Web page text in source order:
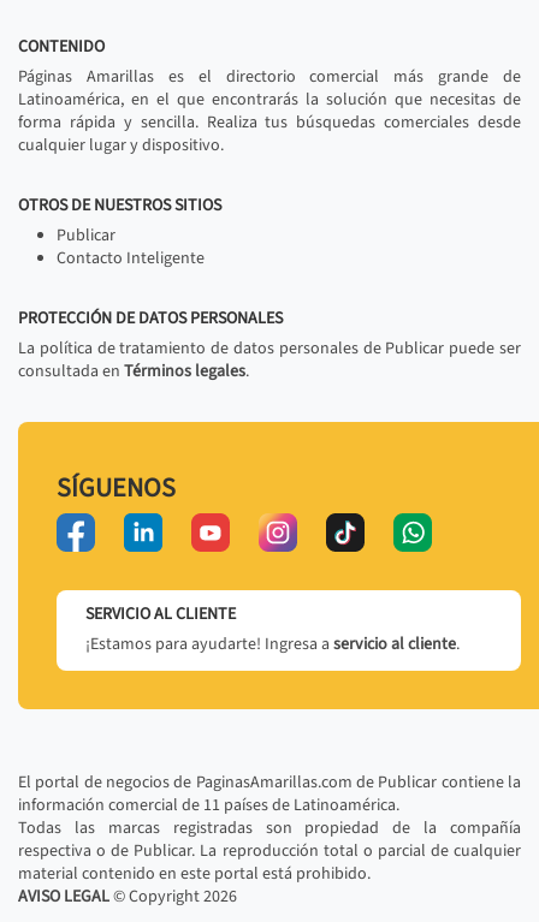
CONTENIDO
Páginas Amarillas es el directorio comercial más grande de
Latinoamérica, en el que encontrarás la solución que necesitas de
forma rápida y sencilla. Realiza tus búsquedas comerciales desde
cualquier lugar y dispositivo.
OTROS DE NUESTROS SITIOS
Publicar
Contacto Inteligente
PROTECCIÓN DE DATOS PERSONALES
La política de tratamiento de datos personales de Publicar puede ser
consultada en Términos legales.
SÍGUENOS
SERVICIO AL CLIENTE
¡Estamos para ayudarte! Ingresa a servicio al cliente.
El portal de negocios de PaginasAmarillas.com de Publicar contiene la
información comercial de 11 países de Latinoamérica.
Todas las marcas registradas son propiedad de la compañía
respectiva o de Publicar. La reproducción total o parcial de cualquier
material contenido en este portal está prohibido.
AVISO LEGAL© Copyright2026